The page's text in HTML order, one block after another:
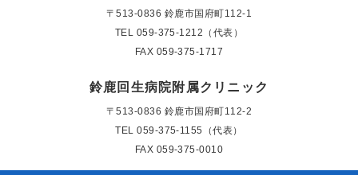
〒513-0836 鈴鹿市国府町112-1
TEL 059-375-1212（代表）
FAX 059-375-1717
鈴鹿回生病院附属クリニック
〒513-0836 鈴鹿市国府町112-2
TEL059-375-1155（代表）
FAX 059-375-0010